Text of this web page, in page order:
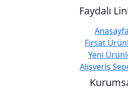
Faydalı
Anasayfa
Fırsat
Yeni
Alışveriş